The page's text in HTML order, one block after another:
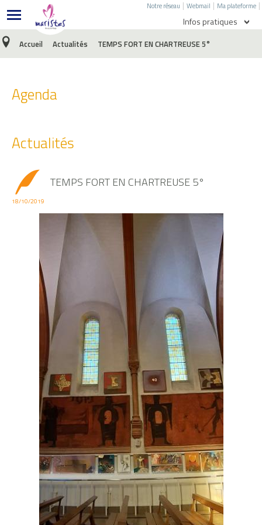
Notre réseau | Webmail | Ma plateforme |
Infos pratiques
Agenda
Facebook
Accueil Actualités TEMPS FORT EN CHARTREUSE 5°
Actualités
18/10/2019
TEMPS FORT EN CHARTREUSE 5°
Agenda